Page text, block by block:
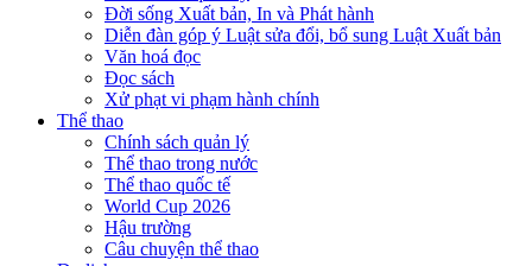
Đời sống Xuất bản, In và Phát hành
Diễn đàn góp ý Luật sửa đổi, bổ sung Luật Xuất bản
Văn hoá đọc
Đọc sách
Xử phạt vi phạm hành chính
Thể thao
Chính sách quản lý
Thể thao trong nước
Thể thao quốc tế
World Cup 2026
Hậu trường
Câu chuyện thể thao